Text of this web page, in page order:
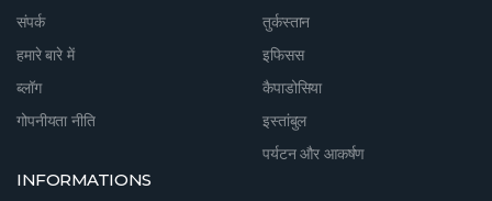
संपर्क
हमारे बारे में
ब्लॉग
गोपनीयता नीति
तुर्कस्तान
इफिसस
कैपाडोसिया
इस्तांबुल
पर्यटन और आकर्षण
INFORMATIONS